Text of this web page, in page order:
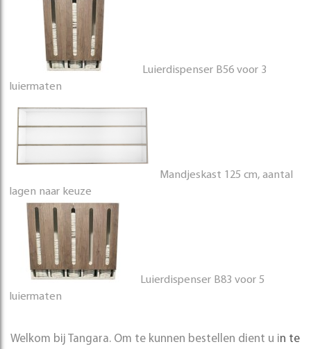
Luierdispenser B56 voor 3
luiermaten
Mandjeskast 125 cm, aantal
lagen naar keuze
Luierdispenser B83 voor 5
luiermaten
Welkom bij Tangara. Om te kunnen bestellen dient u in te